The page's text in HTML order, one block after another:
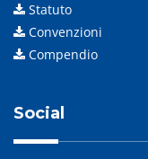
Statuto
Convenzioni
Compendio
Social